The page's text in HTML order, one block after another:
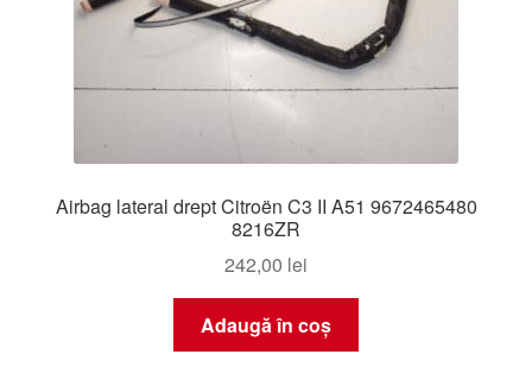
Airbag lateral drept Citroën C3 II A51 9672465480
8216ZR
242,00 lei
Adaugă în coș